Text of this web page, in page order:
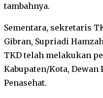
tambahnya.
Sementara, sekretaris
Gibran, Supriadi
TKD telah melakukan
Kabupaten/Kota, Dewan
Penasehat.